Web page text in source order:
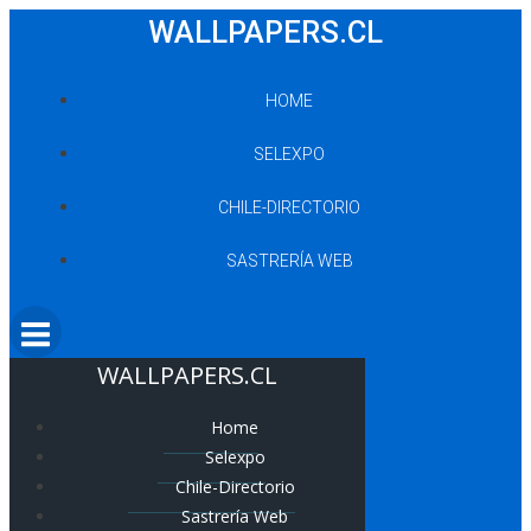
WALLPAPERS.CL
HOME
SELEXPO
CHILE-DIRECTORIO
SASTRERÍA WEB
WALLPAPERS.CL
Home
Selexpo
Chile-Directorio
Sastrería Web